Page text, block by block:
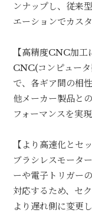
ンナップし、従来
エーションでカス
【高精度CNC加工
CNC(コンピュー
で、各ギア間の相
他メーカー製品と
フォーマンスを実現
【より高速化とセ
ブラシレスモータ
ーや電子トリガー
対応するため、セ
より遅れ側に変更し